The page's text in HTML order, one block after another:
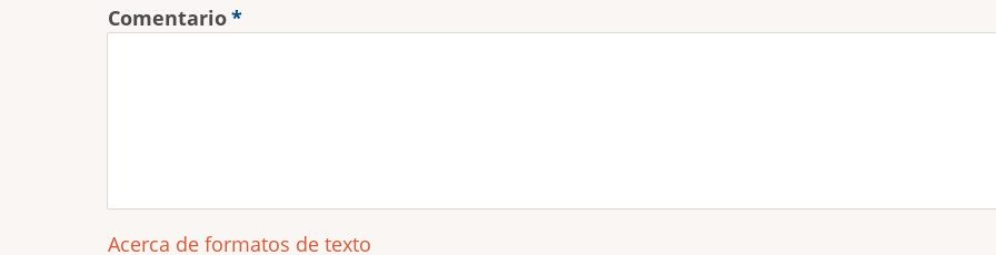
Comentario
Acerca de formatos de texto